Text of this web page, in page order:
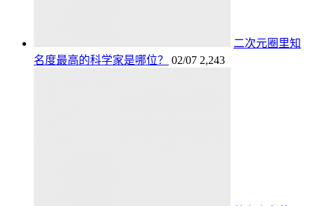
二次元圈里知
名度最高的科学家是哪位？
02/07 2,243